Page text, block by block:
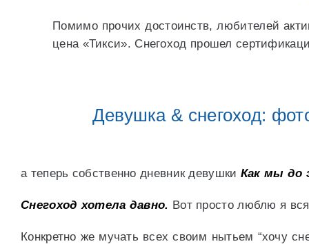
Помимо прочих достоинств, любителей
цена «Тикси». Снегоход прошел
Девушка & снегоход:
а теперь собственно дневник девушки Как мы до
Снегоход хотела давно. Вот просто люблю я
Конкретно же мучать всех своим нытьем “хочу